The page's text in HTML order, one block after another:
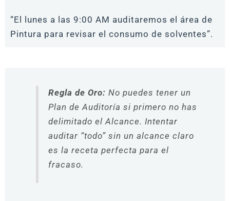
“El lunes a las 9:00 AM auditaremos el área de
Pintura para revisar el consumo de solventes”.
Regla de Oro: No puedes tener un
Plan de Auditoría si primero no has
delimitado el Alcance. Intentar
auditar “todo” sin un alcance claro
es la receta perfecta para el
fracaso.